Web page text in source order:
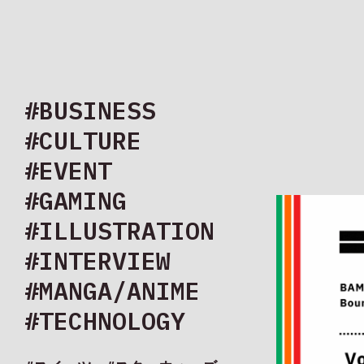
#BUSINESS
#CULTURE
#EVENT
#GAMING
#ILLUSTRATION
#INTERVIEW
#MANGA/ANIME
#TECHNOLOGY